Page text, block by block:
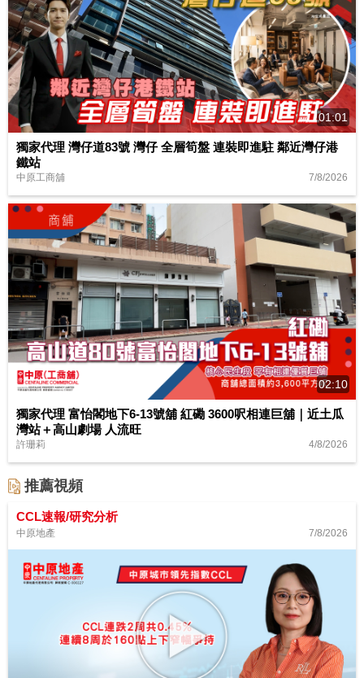
01:01
獨家代理 灣仔道83號 灣仔 全層筍盤 連裝即進駐 鄰近灣仔港
鐵站
中原工商舖 7/8/2026
02:10
獨家代理 富怡閣地下6-13號舖 紅磡 3600呎相連巨舖｜近土瓜
灣站＋高山劇場 人流旺
許珊莉 4/8/2026
推薦視頻
CCL速報/研究分析
中原地產 7/8/2026